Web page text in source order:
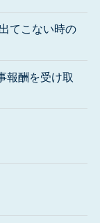
てこない時の
報酬を受け取